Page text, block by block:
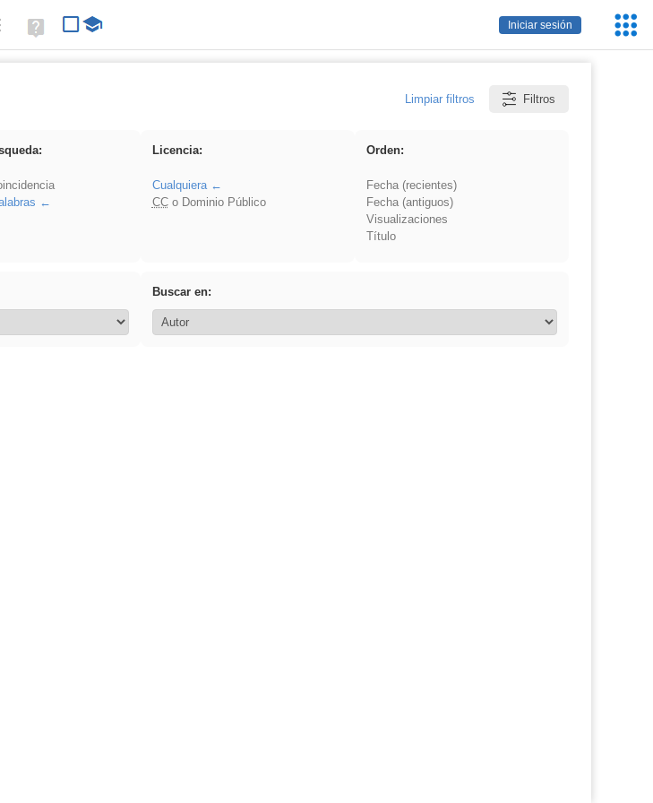
Iniciar sesión
avanzada
Ayuda
(en
Limpiar filtros Filtros
Licencia:
Cualquiera
CCo Dominio Público
Orden:
Fecha (recientes)
Fecha (antiguos)
Visualizaciones
Título
Buscar en: